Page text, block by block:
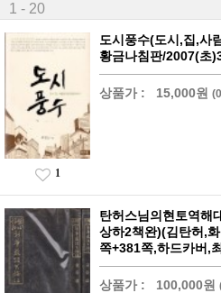
1 - 20
도시풍수(도시,집,사
황금나침판/2007(초
상품가 : 15,000원
1
탄허스님의현토역해
상하2책완)(김탄허,
쪽+381쪽,하드카버,
상품가 : 100,000원